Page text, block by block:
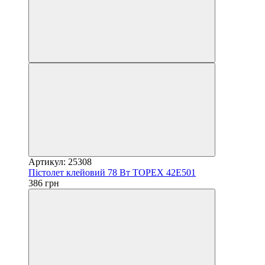
Артикул: 25308
Пістолет клейовий 78 Вт TOPEX 42E501
386 грн